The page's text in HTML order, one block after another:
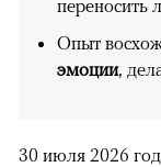
переносить
Опыт
эмоции,
30 июля 2026